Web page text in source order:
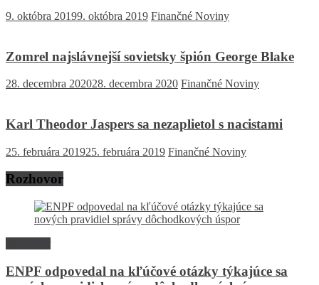
9. októbra 20199. októbra 2019 Finančné Noviny
Zomrel najslávnejší sovietsky špión George Blake
28. decembra 202028. decembra 2020 Finančné Noviny
Karl Theodor Jaspers sa nezaplietol s nacistami
25. februára 201925. februára 2019 Finančné Noviny
Rozhovor
ENPF odpovedal na kľúčové otázky týkajúce sa